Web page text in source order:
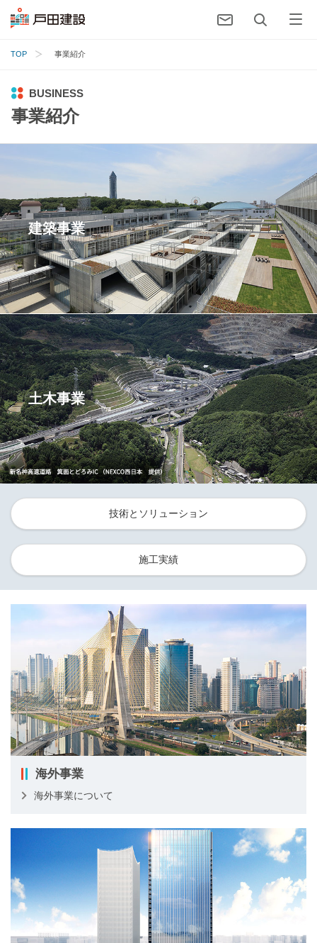
TOP 事業紹介
BUSINESS
事業紹介
建築事業
土木事業
技術とソリューション
施工実績
海外事業
海外事業について